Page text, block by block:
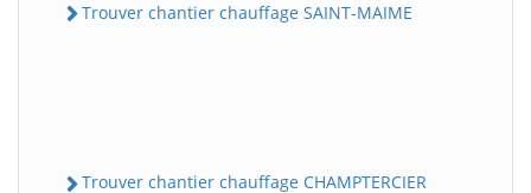
Trouver chantier chauffage SAINT-MAIME
Trouver chantier chauffage CHAMPTERCIER